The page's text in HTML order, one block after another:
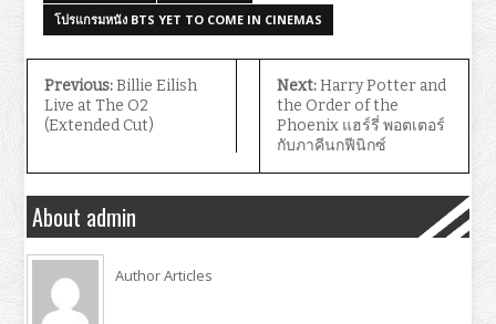
โปรแกรมหนัง BTS YET TO COME IN CINEMAS
Previous:Billie Eilish
Live at The O2
(Extended Cut)
Next:Harry Potter and
the Order of the
Phoenix แฮร์รี่ พอตเตอร์
กับภาคีนกฟีนิกซ์
About admin
Author Articles